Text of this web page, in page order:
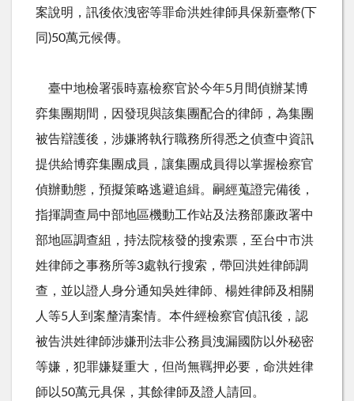
案說明，訊後依洩密等罪命洪姓律師具保新臺幣( 下
同 )50萬元候傳。
臺中地檢署張時嘉檢察官於今年5月間偵辦某博
弈集團期間，因發現與該集團配合的律師，為集團
被告辯護後，涉嫌將執行職務所得悉之偵查中資訊
提供給博弈集團成員，讓集團成員得以掌握檢察官
偵辦動態，預擬策略逃避追緝。嗣經蒐證完備後，
指揮調查局中部地區機動工作站及法務部廉政署中
部地區調查組，持法院核發的搜索票，至台中市洪
姓律師之事務所等3處執行搜索，帶回洪姓律師調
查，並以證人身分通知吳姓律師、楊姓律師及相關
人等5人到案釐清案情。本件經檢察官偵訊後，認
被告洪姓律師涉嫌刑法非公務員洩漏國防以外秘密
等嫌，犯罪嫌疑重大，但尚無羈押必要，命洪姓律
師以50萬元具保，其餘律師及證人請回。